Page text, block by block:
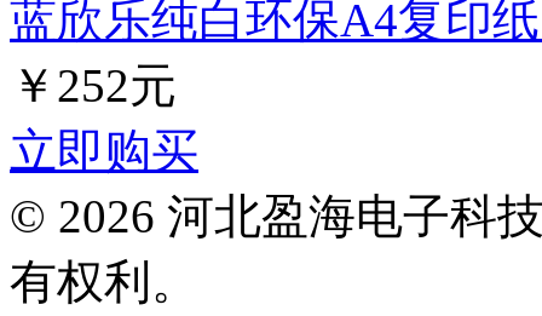
蓝欣乐纯白环保A4复印
￥252元
立即购买
© 2026 河北盈海电子科
有权利。